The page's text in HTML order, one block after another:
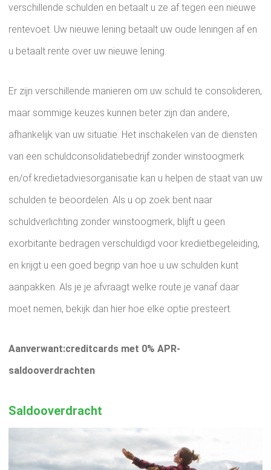
verschillende schulden en betaalt u ze af tegen een nieuwe
rentevoet. Uw nieuwe lening betaalt uw oude leningen af ​​en
u betaalt rente over uw nieuwe lening.
Er zijn verschillende manieren om uw schuld te consolideren,
maar sommige keuzes kunnen beter zijn dan andere,
afhankelijk van uw situatie. Het inschakelen van de diensten
van een schuldconsolidatiebedrijf zonder winstoogmerk
en/of kredietadviesorganisatie kan u helpen de staat van uw
schulden te beoordelen. Als u op zoek bent naar
schuldverlichting zonder winstoogmerk, blijft u geen
exorbitante bedragen verschuldigd voor kredietbegeleiding,
en krijgt u een goed begrip van hoe u uw schulden kunt
aanpakken. Als je je afvraagt ​​welke route je vanaf daar
moet nemen, bekijk dan hier hoe elke optie presteert.
Aanverwant:creditcards met 0% APR-
saldooverdrachten
Saldooverdracht